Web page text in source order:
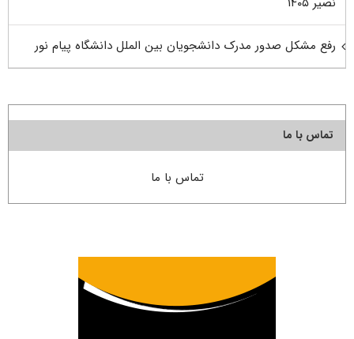
رفع مشکل صدور مدرک دانشجویان بین الملل دانشگاه پیام نور
تماس با ما
تماس با ما